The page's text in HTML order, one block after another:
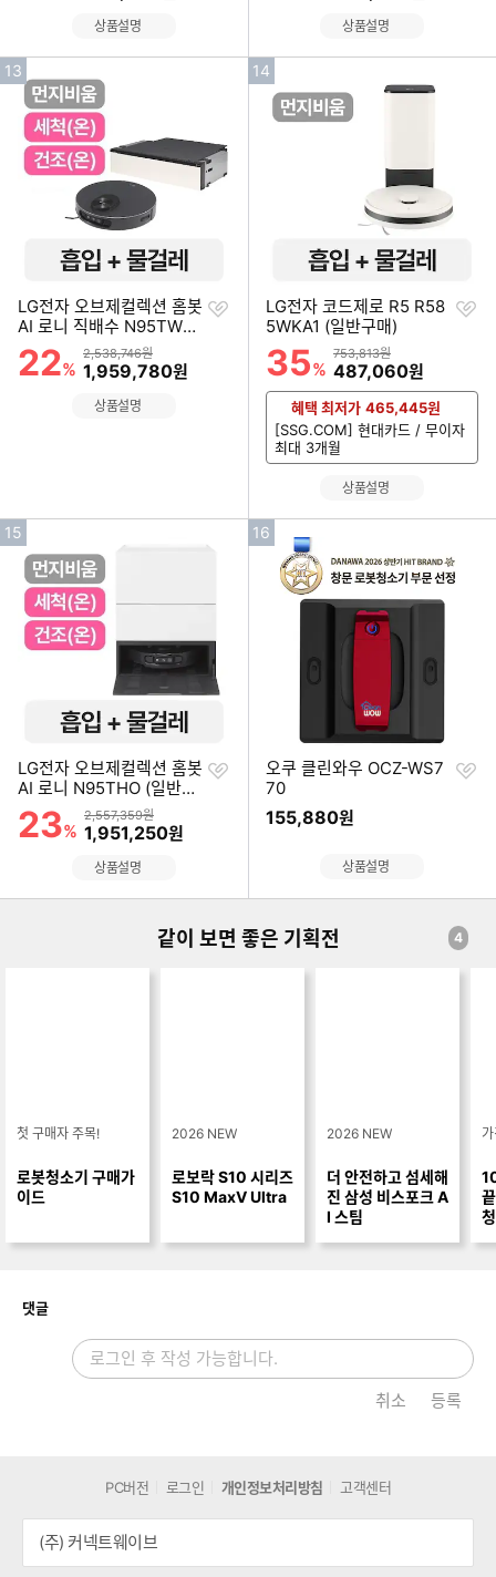
상품설명 상품설명
인
13
LG전자 오브제컬렉션 홈봇
AI 로니 직배수 N95TWU
(일반구매)
할인률
22%
상품금액
2,538,746원
할인금액
1,959,780원
찜
상품설명
인
14
LG전자 코드제로 R5 R58
5WKA1 (일반구매)
할인률
35%
상품금액
753,813원
할인금액
487,060원
찜
혜택 최저가 465,445원
[SSG.COM] 현대카드 / 무이자
최대 3개월
상품설명
인
15
LG전자 오브제컬렉션 홈봇
AI 로니 N95THO (일반구
매)
할인률
23%
상품금액
2,557,359원
할인금액
1,951,250원
찜
상품설명
인
16
오쿠 클린와우 OCZ-WS7
70
155,880원
찜
상품설명
같이 보면 좋은 기획전 4
댓글개
취소 등록
PC버전 로그인 개인정보처리방침 고객센터
(주) 커넥트웨이브